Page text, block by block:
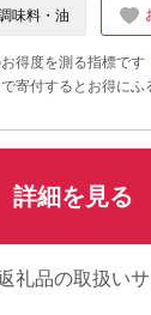
味料・油
得度を測る指標です
寄付するとお得にふ
詳細を見る
礼品の取扱いサ